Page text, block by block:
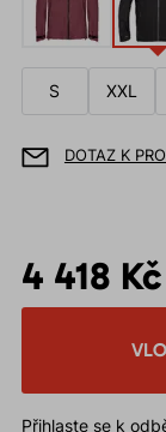
S XXL
DOTAZ K
4 418 Kč
Přihlaste se k